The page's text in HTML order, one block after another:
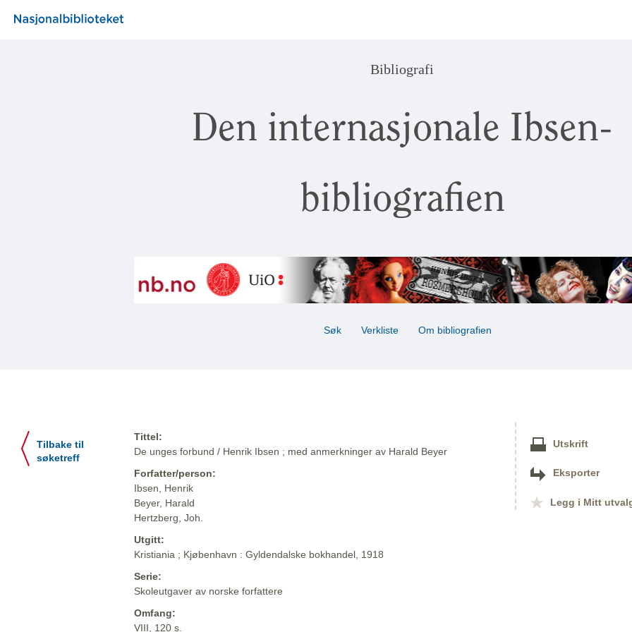
Bibliografi
Den internasjonale Ibsen-
bibliografien
Søk Verkliste Om bibliografien
Tilbake til
søketreff
Tittel:
De unges forbund / Henrik Ibsen ; med anmerkninger av Harald Beyer
Forfatter/person:
Ibsen, Henrik
Beyer, Harald
Hertzberg, Joh.
Utgitt:
Kristiania ; Kjøbenhavn : Gyldendalske bokhandel, 1918
Serie:
Skoleutgaver av norske forfattere
Omfang:
VIII, 120 s.
Utskrift
Eksporter
Legg i Mitt